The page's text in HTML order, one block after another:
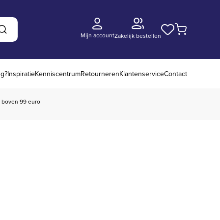
Zoeken
Mijn accountZakelijk bestellen
InspiratieKenniscentrumRetournerenKlantenserviceContact
boven 99 euro